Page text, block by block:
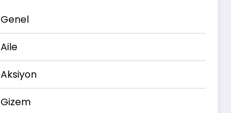
Genel
Aile
Aksiyon
Gizem